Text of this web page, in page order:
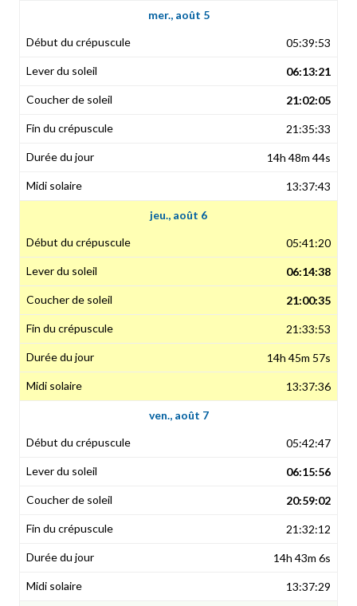
mer., août 5
05:39:53
06:13:21
21:02:05
21:35:33
14h 48m 44s
13:37:43
jeu., août 6
05:41:20
06:14:38
21:00:35
21:33:53
14h 45m 57s
13:37:36
ven., août 7
05:42:47
06:15:56
20:59:02
21:32:12
14h 43m 6s
13:37:29